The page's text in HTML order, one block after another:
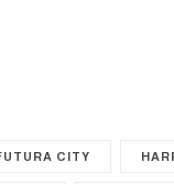
CITY